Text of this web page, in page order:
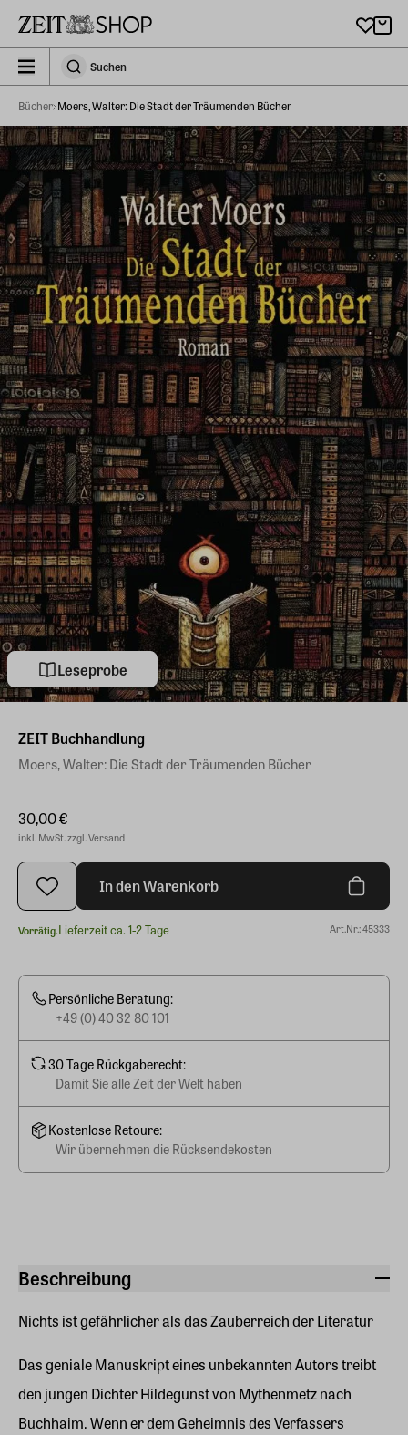
zeit_storefront.components.search.collapsed
SuchenSuchen
Bücher Moers, Walter: Die Stadt der Träumenden Bücher
Leseprobe
Beschreibung
Nichts ist gefährlicher als das Zauberreich der Literatur
Das geniale Manuskript eines unbekannten Autors treibt
den jungen Dichter Hildegunst von Mythenmetz nach
Buchhaim. Wenn er dem Geheimnis des Verfassers
ZEIT Buchhandlung
Moers, Walter: Die Stadt der Träumenden Bücher
30,00 €
inkl. MwSt. zzgl. Versand
In den Warenkorb
Vorrätig.Lieferzeit ca. 1-2 Tage Art.Nr.: 45333
Persönliche Beratung:
+49 (0) 40 32 80 101
30 Tage Rückgaberecht:
Damit Sie alle Zeit der Welt haben
Kostenlose Retoure:
Wir übernehmen die Rücksendekosten